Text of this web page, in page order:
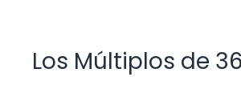
Los Múltiplos de